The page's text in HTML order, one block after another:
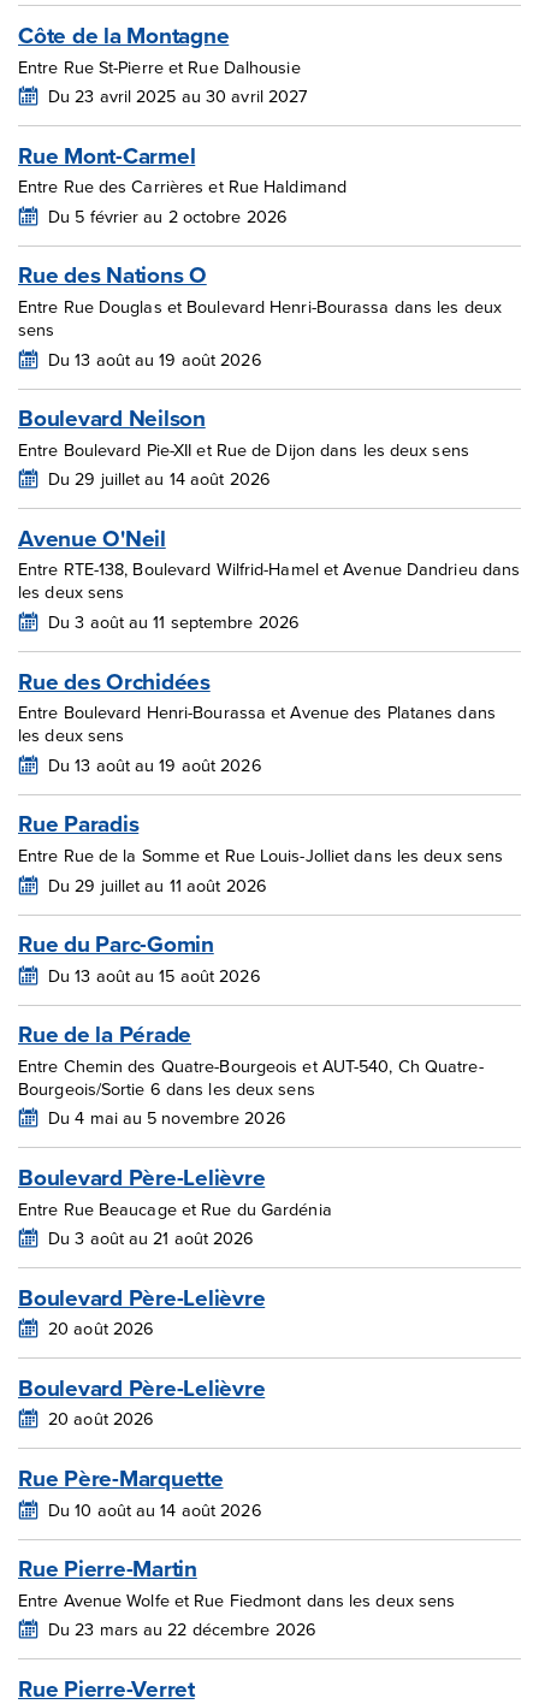
Côte de la Montagne
Entre Rue St-Pierre et Rue Dalhousie
Du 23 avril 2025 au 30 avril 2027
Rue Mont-Carmel
Entre Rue des Carrières et Rue Haldimand
Du 5 février au 2 octobre 2026
Rue des Nations O
Entre Rue Douglas et Boulevard Henri-Bourassa dans les deux
sens
Du 13 août au 19 août 2026
Boulevard Neilson
Entre Boulevard Pie-XII et Rue de Dijon dans les deux sens
Du 29 juillet au 14 août 2026
Avenue O'Neil
Entre RTE-138, Boulevard Wilfrid-Hamel et Avenue Dandrieu dans
les deux sens
Du 3 août au 11 septembre 2026
Rue des Orchidées
Entre Boulevard Henri-Bourassa et Avenue des Platanes dans
les deux sens
Du 13 août au 19 août 2026
Rue Paradis
Entre Rue de la Somme et Rue Louis-Jolliet dans les deux sens
Du 29 juillet au 11 août 2026
Rue du Parc-Gomin
Du 13 août au 15 août 2026
Rue de la Pérade
Entre Chemin des Quatre-Bourgeois et AUT-540, Ch Quatre-
Bourgeois/Sortie 6 dans les deux sens
Du 4 mai au 5 novembre 2026
Boulevard Père-Lelièvre
Entre Rue Beaucage et Rue du Gardénia
Du 3 août au 21 août 2026
Boulevard Père-Lelièvre
20 août 2026
Boulevard Père-Lelièvre
20 août 2026
Rue Père-Marquette
Du 10 août au 14 août 2026
Rue Pierre-Martin
Entre Avenue Wolfe et Rue Fiedmont dans les deux sens
Du 23 mars au 22 décembre 2026
Rue Pierre-Verret